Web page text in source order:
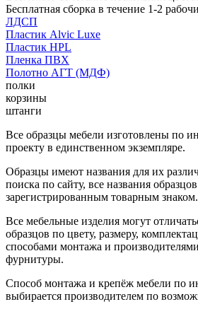
Бесплатная сборка в течение 1-2
ЛДСП
Пластик Alvic Luxe
Пластик HPL
Пленка ПВХ
Полотно АГТ (МДФ)
полки
корзины
штанги
Все образцы мебели изготовлены по
проекту в единственном экземпляре.
Образцы имеют названия для их
поиска по сайту, все названия
зарегистрированным товарным знаком.
Все мебельные изделия могут
образцов по цвету, размеру,
способами монтажа и
фурнитуры.
Способ монтажа и крепёж мебели по
выбирается производителем по